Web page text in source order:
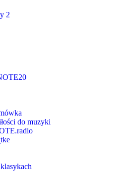
2
do muzyki